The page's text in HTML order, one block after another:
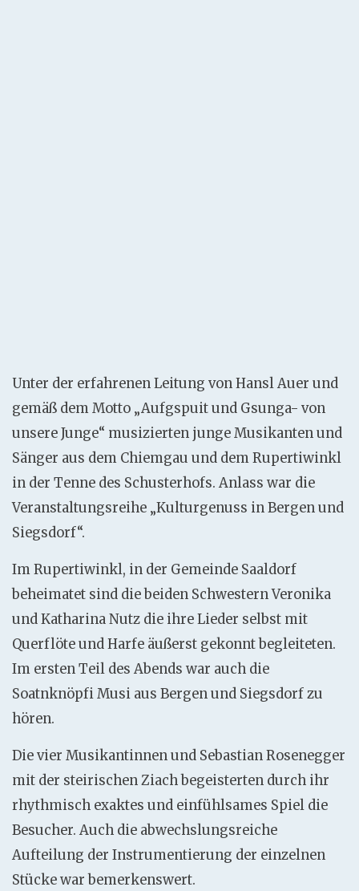
Unter der erfahrenen Leitung von Hansl Auer und
gemäß dem Motto „Aufgspuit und Gsunga- von
unsere Junge“ musizierten junge Musikanten und
Sänger aus dem Chiemgau und dem Rupertiwinkl
in der Tenne des Schusterhofs. Anlass war die
Veranstaltungsreihe „Kulturgenuss in Bergen und
Siegsdorf“.
Im Rupertiwinkl, in der Gemeinde Saaldorf
beheimatet sind die beiden Schwestern Veronika
und Katharina Nutz die ihre Lieder selbst mit
Querflöte und Harfe äußerst gekonnt begleiteten.
Im ersten Teil des Abends war auch die
Soatnknöpfi Musi aus Bergen und Siegsdorf zu
hören.
Die vier Musikantinnen und Sebastian Rosenegger
mit der steirischen Ziach begeisterten durch ihr
rhythmisch exaktes und einfühlsames Spiel die
Besucher. Auch die abwechslungsreiche
Aufteilung der Instrumentierung der einzelnen
Stücke war bemerkenswert.